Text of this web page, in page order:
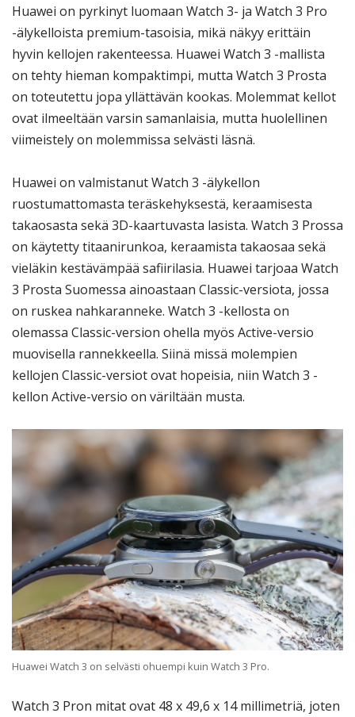
Huawei on pyrkinyt luomaan Watch 3- ja Watch 3 Pro
-älykelloista premium-tasoisia, mikä näkyy erittäin
hyvin kellojen rakenteessa. Huawei Watch 3 -mallista
on tehty hieman kompaktimpi, mutta Watch 3 Prosta
on toteutettu jopa yllättävän kookas. Molemmat kellot
ovat ilmeeltään varsin samanlaisia, mutta huolellinen
viimeistely on molemmissa selvästi läsnä.
Huawei on valmistanut Watch 3 -älykellon
ruostumattomasta teräskehyksestä, keraamisesta
takaosasta sekä 3D-kaartuvasta lasista. Watch 3 Prossa
on käytetty titaanirunkoa, keraamista takaosaa sekä
vieläkin kestävämpää safiirilasia. Huawei tarjoaa Watch
3 Prosta Suomessa ainoastaan Classic-versiota, jossa
on ruskea nahkaranneke. Watch 3 -kellosta on
olemassa Classic-version ohella myös Active-versio
muovisella rannekkeella. Siinä missä molempien
kellojen Classic-versiot ovat hopeisia, niin Watch 3 -
kellon Active-versio on väriltään musta.
Huawei Watch 3 on selvästi ohuempi kuin Watch 3 Pro.
Watch 3 Pron mitat ovat 48 x 49,6 x 14 millimetriä, joten